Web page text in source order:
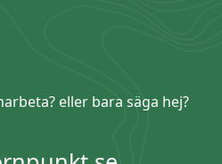
eller bara säga hej?